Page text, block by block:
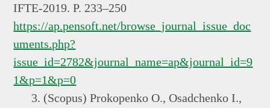
IFTE-2019. Р. 233–250
https://ap.pensoft.net/browse_journal_issue_doc
uments.php?
issue_id=2782&journal_name=ap&journal_id=9
1&p=1&p=0
3. (Scopus) Prokopenko О., Osadchenko І.,